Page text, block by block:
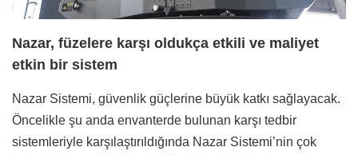
Nazar, füzelere karşı oldukça etkili ve maliyet
etkin bir sistem
Nazar Sistemi, güvenlik güçlerine büyük katkı sağlayacak.
Öncelikle şu anda envanterde bulunan karşı tedbir
sistemleriyle karşılaştırıldığında Nazar Sistemi’nin çok